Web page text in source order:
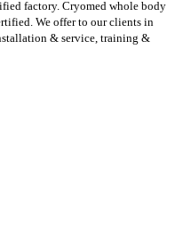
factory. Cryomed whole body
We offer to our clients in
& service, training &